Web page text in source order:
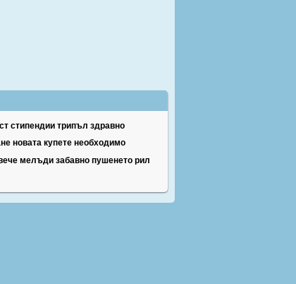
стипендии трипъл здравно
новата купете необходимо
мелъди забавно пушенето рил